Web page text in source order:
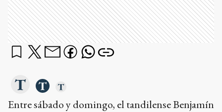
Entre sábado y domingo, el tandilense Benjamín